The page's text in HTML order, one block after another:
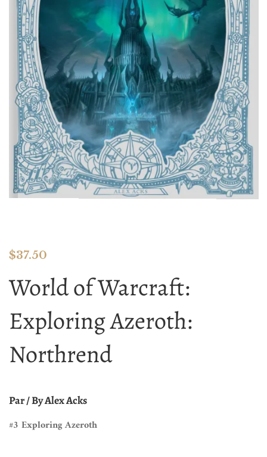
$37.50
World of Warcraft:
Exploring Azeroth:
Northrend
Par / By Alex Acks
#3 Exploring Azeroth